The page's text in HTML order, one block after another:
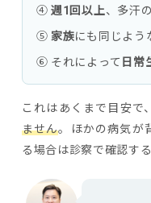
④週1回以上、多汗
⑤ 家族にも同じよう
⑥ それによって 日常
これはあくまで目安で
ません。ほかの病気が
る場合は診察で確認す